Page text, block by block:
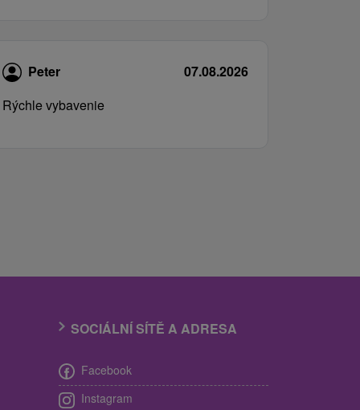
Peter
07.08.2026
Rýchle vybavenie
SOCIÁLNÍ SÍTĚ A ADRESA
Facebook
Instagram